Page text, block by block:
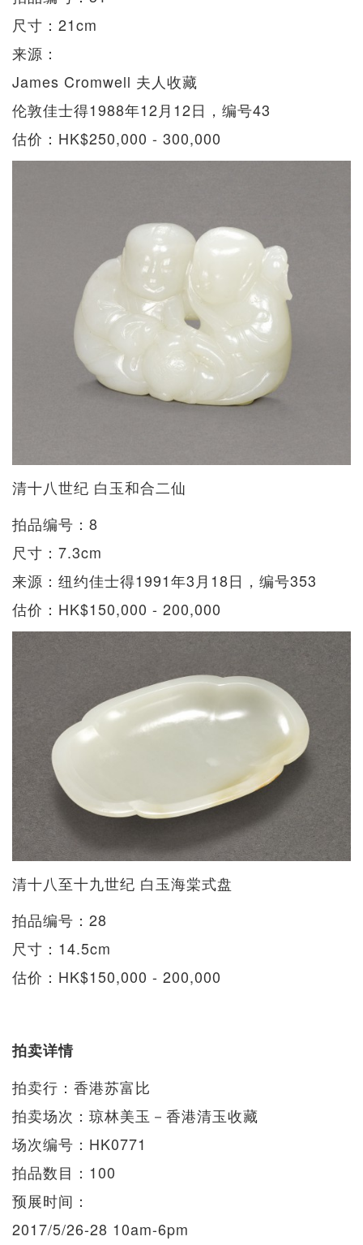
尺寸：21cm
来源：
James Cromwell 夫人收藏
伦敦佳士得1988年12月12日，编号43
估价：HK$250,000 - 300,000
清十八世纪 白玉和合二仙
拍品编号：8
尺寸：7.3cm
来源：纽约佳士得1991年3月18日，编号353
估价：HK$150,000 - 200,000
清十八至十九世纪 白玉海棠式盘
拍品编号：28
尺寸：14.5cm
估价：HK$150,000 - 200,000
拍卖详情
拍卖行：香港苏富比
拍卖场次：琼林美玉－香港清玉收藏
场次编号：HK0771
拍品数目：100
预展时间：
2017/5/26-28 10am-6pm